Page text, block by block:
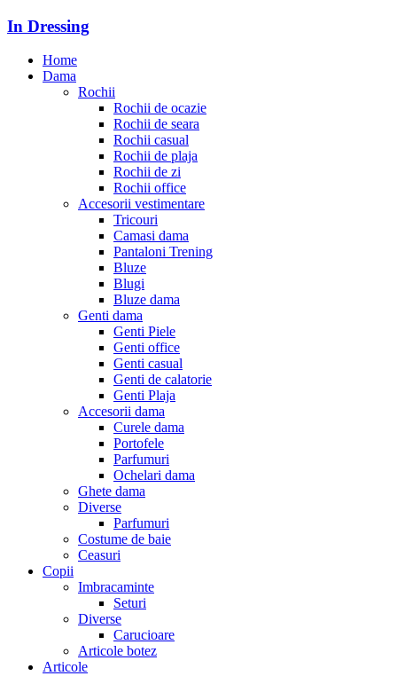
In Dressing
Home
Dama
Rochii
Rochii de ocazie
Rochii de seara
Rochii casual
Rochii de plaja
Rochii de zi
Rochii office
Accesorii vestimentare
Tricouri
Camasi dama
Pantaloni Trening
Bluze
Blugi
Bluze dama
Genti dama
Genti Piele
Genti office
Genti casual
Genti de calatorie
Genti Plaja
Accesorii dama
Curele dama
Portofele
Parfumuri
Ochelari dama
Ghete dama
Diverse
Parfumuri
Costume de baie
Ceasuri
Copii
Imbracaminte
Seturi
Diverse
Carucioare
Articole botez
Articole